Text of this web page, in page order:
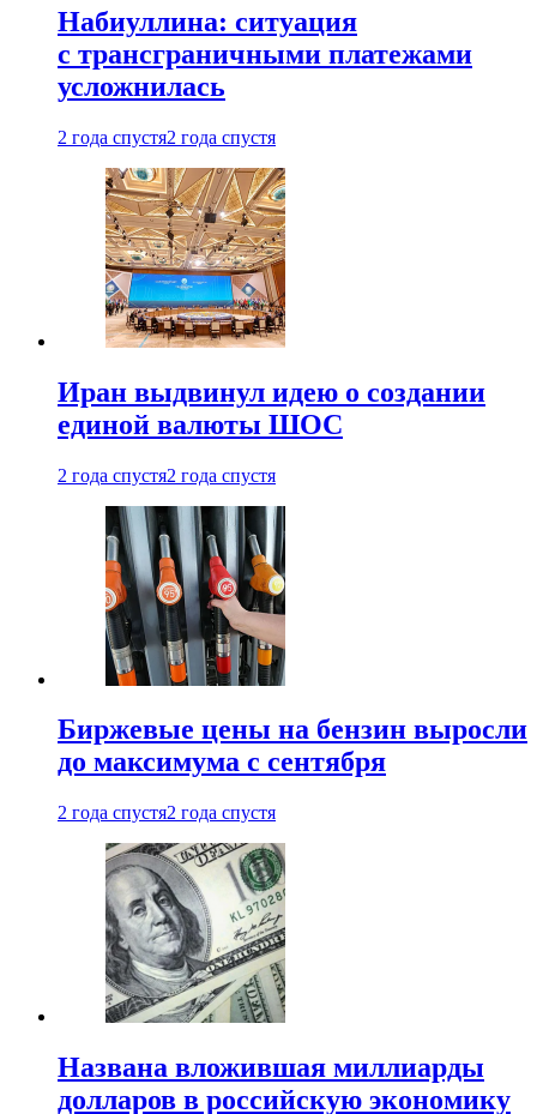
Набиуллина: ситуация
с трансграничными платежами
усложнилась
2 года спустя2 года спустя
Иран выдвинул идею о создании
единой валюты ШОС
2 года спустя2 года спустя
Биржевые цены на бензин выросли
до максимума с сентября
2 года спустя2 года спустя
Названа вложившая миллиарды
долларов в российскую экономику